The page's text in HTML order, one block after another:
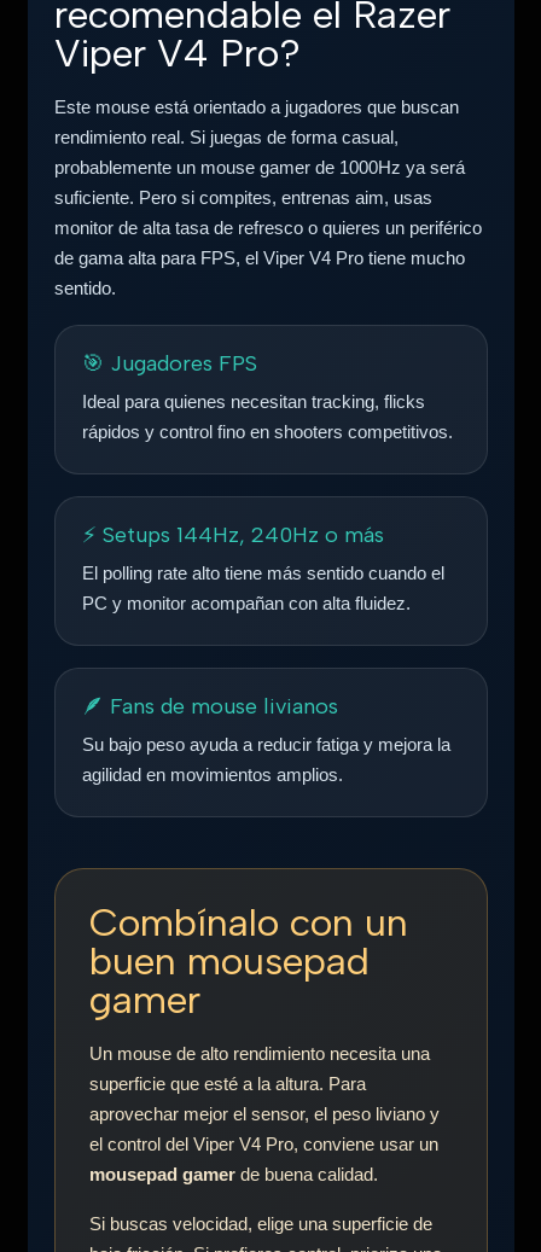
recomendable el Razer
Viper V4 Pro?
Este mouse está orientado a jugadores que buscan
rendimiento real. Si juegas de forma casual,
probablemente un mouse gamer de 1000Hz ya será
suficiente. Pero si compites, entrenas aim, usas
monitor de alta tasa de refresco o quieres un periférico
de gama alta para FPS, el Viper V4 Pro tiene mucho
sentido.
🎯 Jugadores FPS
Ideal para quienes necesitan tracking, flicks
rápidos y control fino en shooters competitivos.
⚡ Setups 144Hz, 240Hz o más
El polling rate alto tiene más sentido cuando el
PC y monitor acompañan con alta fluidez.
🪶 Fans de mouse livianos
Su bajo peso ayuda a reducir fatiga y mejora la
agilidad en movimientos amplios.
Combínalo con un
buen mousepad
gamer
Un mouse de alto rendimiento necesita una
superficie que esté a la altura. Para
aprovechar mejor el sensor, el peso liviano y
el control del Viper V4 Pro, conviene usar un
mousepad gamerde buena calidad.
Si buscas velocidad, elige una superficie de